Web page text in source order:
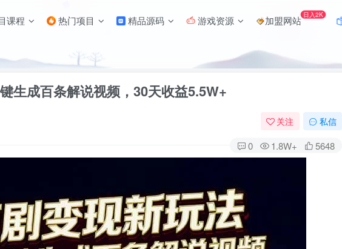
课程 热门项目 精品源码 游戏资源 加盟网站 日入2K
生成百条解说视频，30天收益5.5W+
关注 私信
0 1.8W+ 5648